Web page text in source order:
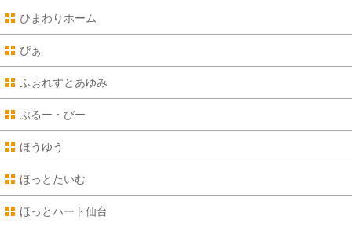
ひまわりホーム
ぴぁ
ふぉれすとあゆみ
ぶるー・びー
ほうゆう
ほっとたいむ
ほっとハート仙台